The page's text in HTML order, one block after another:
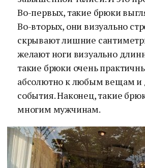
Во-первых, такие брюки
Во-вторых, они визуально
скрывают лишние
желают ноги визуально
такие брюки очень
абсолютно к любым вещам и
события. Наконец, такие
многим мужчинам.